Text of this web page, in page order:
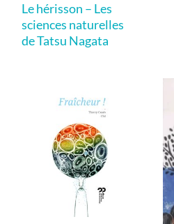
Le hérisson – Les
sciences naturelles
de Tatsu Nagata